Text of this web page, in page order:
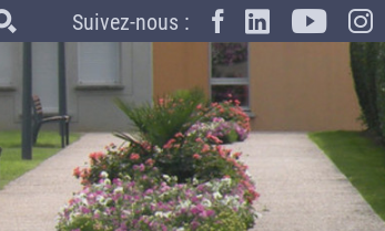
Suivez-nous :